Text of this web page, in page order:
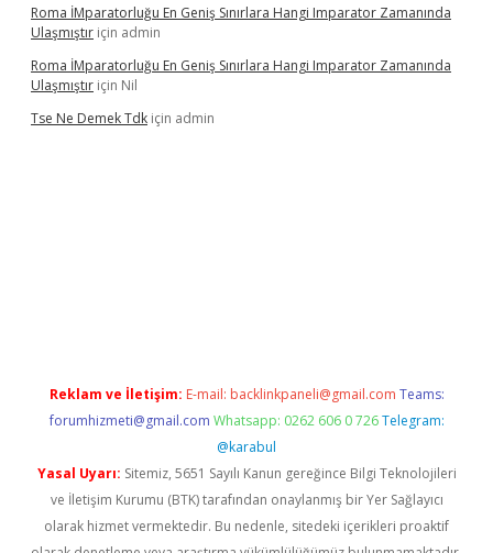
Roma İMparatorluğu En Geniş Sınırlara Hangi Imparator Zamanında
Ulaşmıştır için admin
Roma İMparatorluğu En Geniş Sınırlara Hangi Imparator Zamanında
Ulaşmıştır için Nil
Tse Ne Demek Tdk için admin
Reklam ve İletişim: E-mail: backlinkpaneli@gmail.com Teams:
forumhizmeti@gmail.com Whatsapp: 0262 606 0 726 Telegram:
@karabul
Yasal Uyarı: Sitemiz, 5651 Sayılı Kanun gereğince Bilgi Teknolojileri
ve İletişim Kurumu (BTK) tarafından onaylanmış bir Yer Sağlayıcı
olarak hizmet vermektedir. Bu nedenle, sitedeki içerikleri proaktif